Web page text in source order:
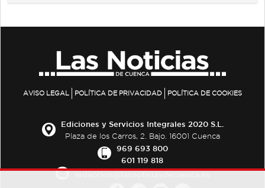
AVISO LEGAL POLÍTICA DE PRIVACIDAD POLÍTICA DE COOKIES
Ediciones y Servicios Integrales 2020 S.L.
Plaza de los Carros, 2. Bajo. 16001 Cuenca
969 693 800
601 119 818